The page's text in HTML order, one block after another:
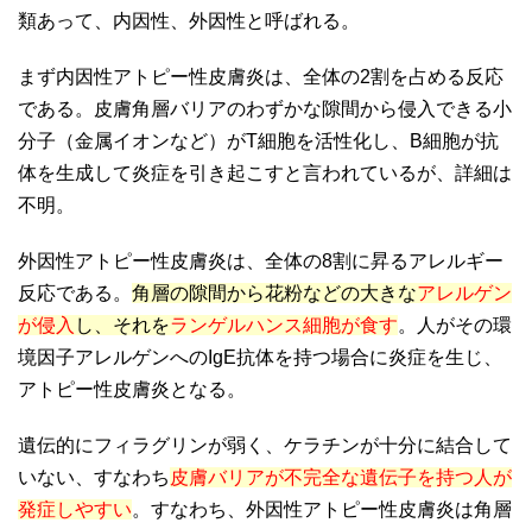
類あって、内因性、外因性と呼ばれる。
まず内因性アトピー性皮膚炎は、全体の2割を占める反応
である。皮膚角層バリアのわずかな隙間から侵入できる小
分子（金属イオンなど）がT細胞を活性化し、B細胞が抗
体を生成して炎症を引き起こすと言われているが、詳細は
不明。
外因性アトピー性皮膚炎は、全体の8割に昇るアレルギー
反応である。 角層の隙間から花粉などの大きなアレルゲン
が侵入 し、それをランゲルハンス細胞が食す。人がその環
境因子アレルゲンへのIgE抗体を持つ場合に炎症を生じ、
アトピー性皮膚炎となる。
遺伝的にフィラグリンが弱く、ケラチンが十分に結合して
いない、すなわち 皮膚バリアが不完全な遺伝子を持つ人が
発症しやすい。すなわち、外因性アトピー性皮膚炎は角層